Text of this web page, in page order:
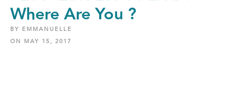
Where Are You ?
BY EMMANUELLE
ON MAY 15, 2017